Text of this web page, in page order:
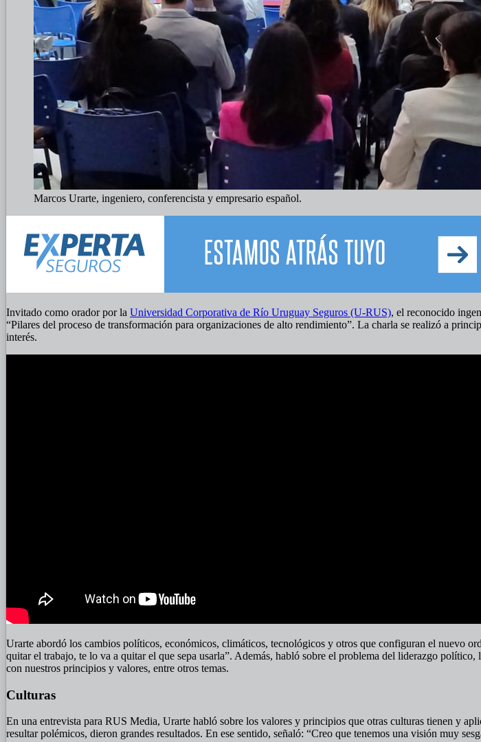
Marcos Urarte, ingeniero, conferencista y empresario español.
Invitado como orador por la Universidad Corporativa de Río Uruguay Seguros (U-RUS), el reconocido
“Pilares del proceso de transformación para organizaciones de alto rendimiento”. La charla se realizó a
interés.
Urarte abordó los cambios políticos, económicos, climáticos, tecnológicos y otros que configuran el nuevo
quitar el trabajo, te lo va a quitar el que sepa usarla”. Además, habló sobre el problema del liderazgo
con nuestros principios y valores, entre otros temas.
Culturas
En una entrevista para RUS Media, Urarte habló sobre los valores y principios que otras culturas tienen y
resultar polémicos, dieron grandes resultados. En ese sentido, señaló: “Creo que tenemos una visión muy